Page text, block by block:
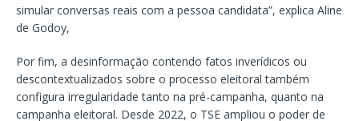
simular conversas reais com a pessoa candidata”, explica Aline
de Godoy,
Por fim, a desinformação contendo fatos inverídicos ou
descontextualizados sobre o processo eleitoral também
configura irregularidade tanto na pré-campanha, quanto na
campanha eleitoral. Desde 2022, o TSE ampliou o poder de